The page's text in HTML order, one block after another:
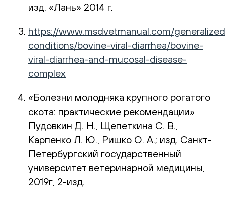
изд. «Лань» 2014 г.
https://www.msdvetmanual.com/
conditions/bovine-viral-diarrhea/bovine-
viral-diarrhea-and-mucosal-disease-
complex
«Болезни молодняка крупного рогатого
скота: практические рекомендации»
Пудовкин Д. Н., Щепеткина С. В.,
Карпенко Л. Ю., Ришко О. А.; изд. Санкт-
Петербургский государственный
университет ветеринарной медицины,
2019г, 2-изд.